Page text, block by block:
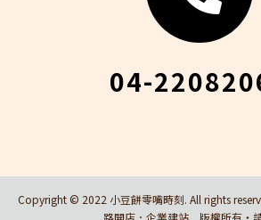
04-
Copyright © 2022 小豆餅零嘴時刻. All rights
路開店．企業建站 版權所有‧